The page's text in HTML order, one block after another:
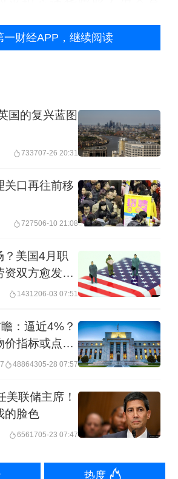
之外的其他领域，而且这
至会持续到未来很长一段
益普索民调显示，受共和
拖累，特朗普支持率跌至
的最低点。民众不满情绪
普及其共和党而言，11月
保住国会多数席位，已是
验
周再次对美股走势进行了
市上涨并未提振消费者情
为，民众财富多集中于退
增速持续超过薪资涨幅，
支撑消费韧性。但报税季
不确定性上升，经济学家
一财经APP，继续阅读
国的复兴蓝图
733707-26 20:31
关口再往前移
727506-10 21:08
？美国4月职
资双方愈发谨
1431206-03 07:51
：逼近4%？
价指标或点燃
7 48864305-28 07:57
美联储主席！
的脸色
6561705-23 07:47
热度